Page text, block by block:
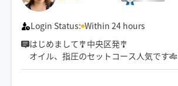
Login Status: Within 24 hours
はじめまして🎐中央区発🎐
オイル、指圧のセットコース人気です🎋
お盆も稼働🥭